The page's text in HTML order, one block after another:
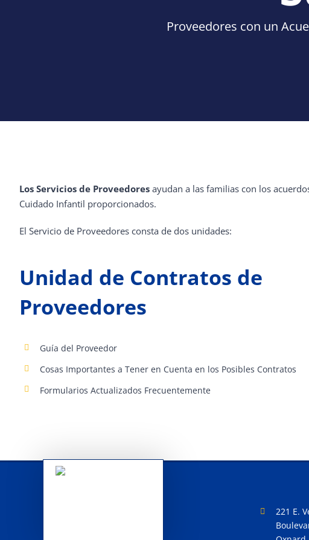
Proveedores con un
Los Servicios de Proveedores ayudan a las familias con los
Cuidado Infantil proporcionados.
El Servicio de Proveedores consta de dos unidades:
Unidad de Contratos de
Proveedores
Guía del Proveedor
Cosas Importantes a Tener en Cuenta en los Posibles Contratos
Formularios Actualizados Frecuentemente
221 E.